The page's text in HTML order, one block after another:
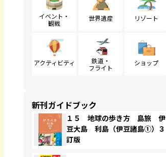
イベント・
観戦
世界遺産 リゾート
アクティビティ
鉄道・
フライト
ショップ
新刊ガイドブック
１５ 地球の歩き方 島旅 伊
豆大島 利島（伊豆諸島①）３
訂版